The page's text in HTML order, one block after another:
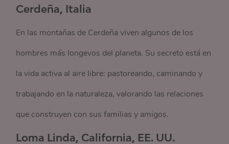
Cerdeña, Italia
En las montañas de Cerdeña viven algunos de los
hombres más longevos del planeta. Su secreto está en
la vida activa al aire libre: pastoreando, caminando y
trabajando en la naturaleza, valorando las relaciones
que construyen con sus familias y amigos.
Loma Linda, California, EE. UU.